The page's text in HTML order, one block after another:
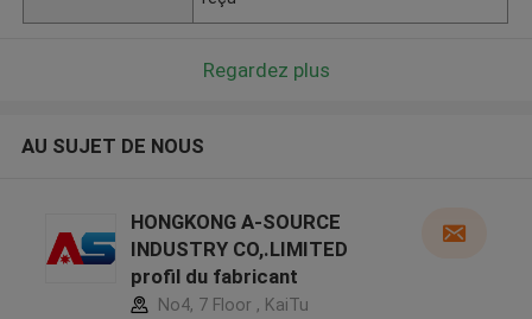
Regardez plus
AU SUJET DE NOUS
HONGKONG A-SOURCE
INDUSTRY CO,.LIMITED
profil du fabricant
No4, 7 Floor , KaiTu